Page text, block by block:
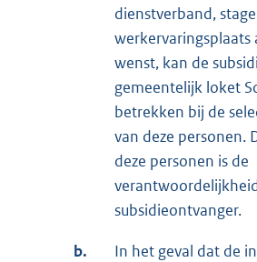
dienstverband,
wenst, kan de
gemeentelijk loket
betrekken bij de
van deze personen.
deze personen is de
subsidieontvanger.
b.
In het geval dat de